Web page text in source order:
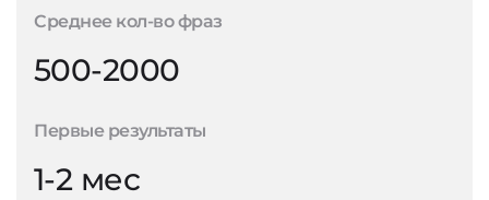
Среднее кол-во фраз
500-2000
Первые результаты
1-2 мес